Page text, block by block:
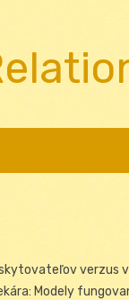
verzus
Modely